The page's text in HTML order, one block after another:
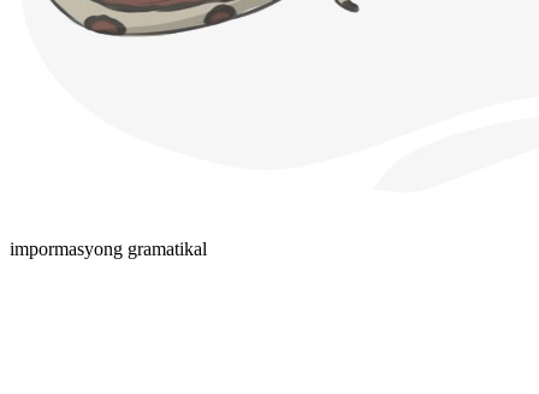
impormasyong gramatikal